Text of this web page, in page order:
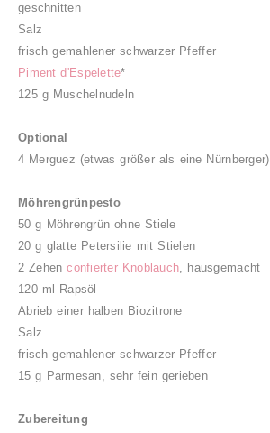
geschnitten
Salz
frisch gemahlener schwarzer Pfeffer
Piment d'Espelette*
125 g Muschelnudeln
Optional
4 Merguez (etwas größer als eine Nürnberger)
Möhrengrünpesto
50 g Möhrengrün ohne Stiele
20 g glatte Petersilie mit Stielen
2 Zehenconfierter Knoblauch, hausgemacht
120 ml Rapsöl
Abrieb einer halben Biozitrone
Salz
frisch gemahlener schwarzer Pfeffer
15 g Parmesan, sehr fein gerieben
Zubereitung